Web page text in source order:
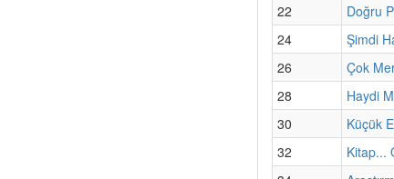
22
Doğru
24
Şimdi
26
Çok
28
Haydi
30
Küçük
32
Kitap...